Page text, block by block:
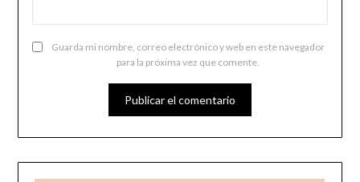
Guarda mi nombre, correo electrónico y web en este navegador
para la próxima vez que comente.